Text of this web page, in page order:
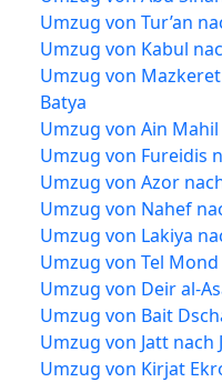
Umzug von Tur’an
Umzug von Kabul
Umzug von
Batya
Umzug von Ain
Umzug von Fureidis
Umzug von Azor
Umzug von Nahef
Umzug von Lakiya
Umzug von Tel
Umzug von Deir al-
Umzug von Bait
Umzug von Jatt nach
Umzug von Kirjat